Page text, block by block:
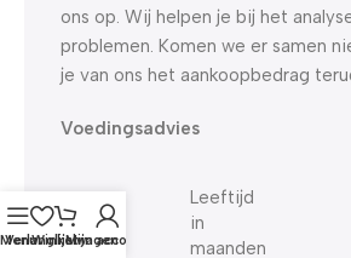
ons op. Wij helpen je bij het
problemen. Komen we er samen
je van ons het aankoopbedrag
Voedingsadvies
Leeftijd
in
maanden
Menu
Verlanglijst
Winkelwagen
Mijn account